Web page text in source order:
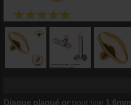
Disque plaqué or pour tige 1.6mm